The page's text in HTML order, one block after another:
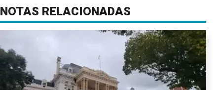
NOTAS RELACIONADAS